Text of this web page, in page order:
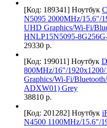
[Код: 189341] Ноутбук
N5095 2000MHz/15.6"/
UHD Graphics/Wi-Fi/
HNLP15N5095-
29330 р.
[Код: 199011] Ноутбук
800MHz/16"/
Graphics/Wi-Fi/
ADXW01) Grey
38810 р.
[Код: 201282] Ноутбук
N4500 1100MHz/15.6"/